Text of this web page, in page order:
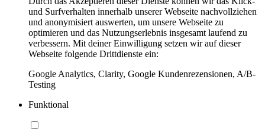
und Surfverhalten innerhalb unserer Webseite nachvollziehen
und anonymisiert auswerten, um unsere Webseite zu
optimieren und das Nutzungserlebnis insgesamt laufend zu
verbessern. Mit deiner Einwilligung setzen wir auf dieser
Webseite folgende Drittdienste ein:
Google Analytics, Clarity, Google Kundenrezensionen, A/B-
Testing
Funktional